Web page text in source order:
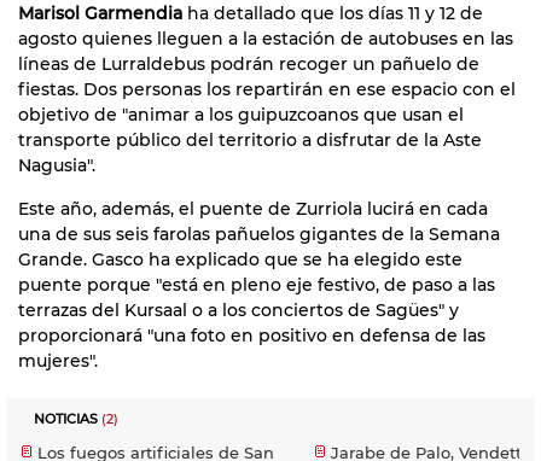
Marisol Garmendia ha detallado que los días 11 y 12 de
agosto quienes lleguen a la estación de autobuses en las
líneas de Lurraldebus podrán recoger un pañuelo de
fiestas. Dos personas los repartirán en ese espacio con el
objetivo de "animar a los guipuzcoanos que usan el
transporte público del territorio a disfrutar de la Aste
Nagusia".
Este año, además, el puente de Zurriola lucirá en cada
una de sus seis farolas pañuelos gigantes de la Semana
Grande. Gasco ha explicado que se ha elegido este
puente porque "está en pleno eje festivo, de paso a las
terrazas del Kursaal o a los conciertos de Sagües" y
proporcionará "una foto en positivo en defensa de las
mujeres".
NOTICIAS (2)
Los fuegos artificiales de San
Jarabe de Palo, Vendetta